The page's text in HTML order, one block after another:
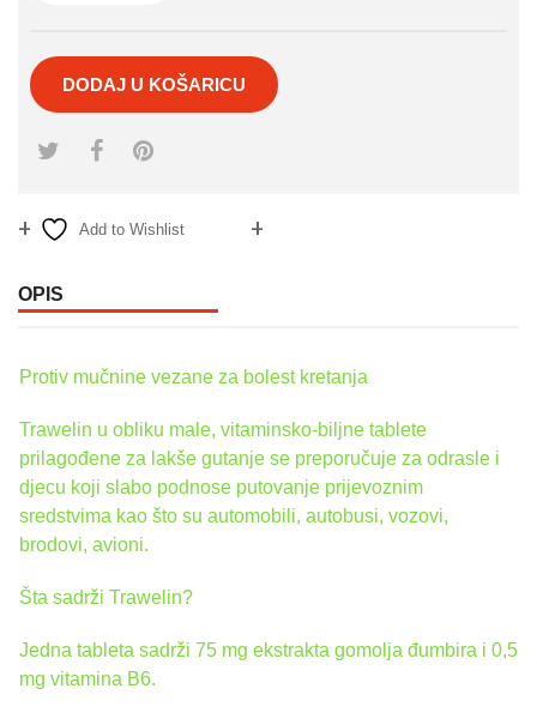
DODAJ U KOŠARICU
Add to Wishlist
OPIS
Protiv mučnine vezane za bolest kretanja
Trawelin u obliku male, vitaminsko-biljne tablete
prilagođene za lakše gutanje se preporučuje za odrasle i
djecu koji slabo podnose putovanje prijevoznim
sredstvima kao što su automobili, autobusi, vozovi,
brodovi, avioni.
Šta sadrži Trawelin?
Jedna tableta sadrži 75 mg ekstrakta gomolja đumbira i 0,5
mg vitamina B6.